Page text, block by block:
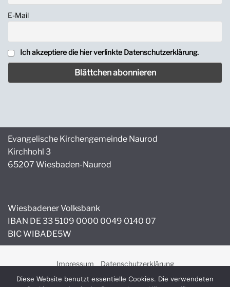
E-Mail
Ich akzeptiere die hier verlinkte Datenschutzerklärung.
Evangelische Kirchengemeinde Naurod
Kirchhohl 3
65207 Wiesbaden-Naurod
Wiesbadener Volksbank
IBAN DE 33 5109 0000 0049 0140 07
BIC WIBADE5W
Impressum
Datenschutzerklärung
Copyright © 2026 Evangelische Kirchengemeinde Naurod.
Diese Website benutzt essentielle Cookies. Die verwendeten